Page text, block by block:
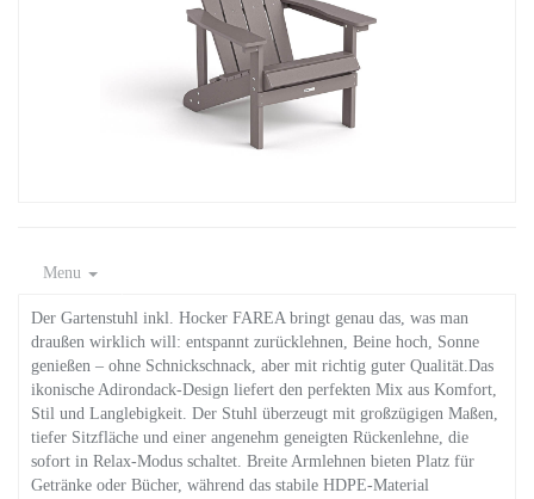
Menu
Der Gartenstuhl inkl. Hocker FAREA bringt genau das, was man
draußen wirklich will: entspannt zurücklehnen, Beine hoch, Sonne
genießen – ohne Schnickschnack, aber mit richtig guter Qualität.Das
ikonische Adirondack-Design liefert den perfekten Mix aus Komfort,
Stil und Langlebigkeit. Der Stuhl überzeugt mit großzügigen Maßen,
tiefer Sitzfläche und einer angenehm geneigten Rückenlehne, die
sofort in Relax-Modus schaltet. Breite Armlehnen bieten Platz für
Getränke oder Bücher, während das stabile HDPE-Material